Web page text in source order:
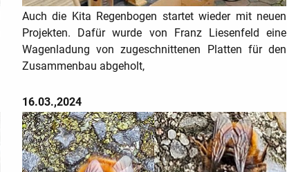
Auch die Kita Regenbogen startet wieder mit neuen
Projekten. Dafür wurde von Franz Liesenfeld eine
Wagenladung von zugeschnittenen Platten für den
Zusammenbau abgeholt,
16.03.,2024